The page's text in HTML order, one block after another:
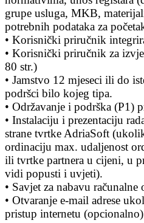
grupe usluga, MKB,
potrebnih podataka za
• Korisnički priručnik
• Korisnički priručnik za
80 str.)
• Jamstvo 12 mjeseci ili do
podršci bilo kojeg tipa.
• Održavanje i podrška (P1)
• Instalaciju i prezentaciju
strane tvrtke AdriaSoft
ordinaciju max. udaljenost
ili tvrtke partnera u cijeni, u
vidi popusti i uvjeti).
• Savjet za nabavu
• Otvaranje e-mail adrese
pristup internetu (opcionalno)